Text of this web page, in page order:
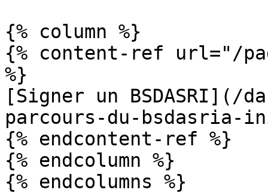
{% column %}
{% content-ref url="/
%}
[Signer un
parcours-du-bsdasria-
{% endcontent-ref %}
{% endcolumn %}
{% endcolumns %}